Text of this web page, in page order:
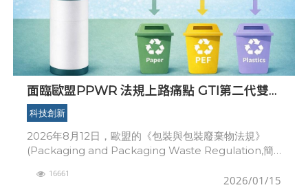
面臨歐盟PPWR 法規上路痛點 GTI第二代雙層
結構紙瓶提供品牌商解決方案
科技創新
2026年8月12日，歐盟的《包裝與包裝廢棄物法規》
(Packaging and Packaging Waste Regulation,簡
品牌商，都
2026/01/15
16661